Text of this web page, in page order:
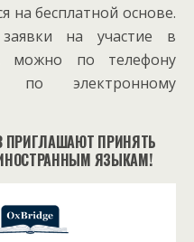
на бесплатной основе.
на участие в
можно по телефону
электронному
ПРИГЛАШАЮТ ПРИНЯТЬ
ЯЗЫКАМ!